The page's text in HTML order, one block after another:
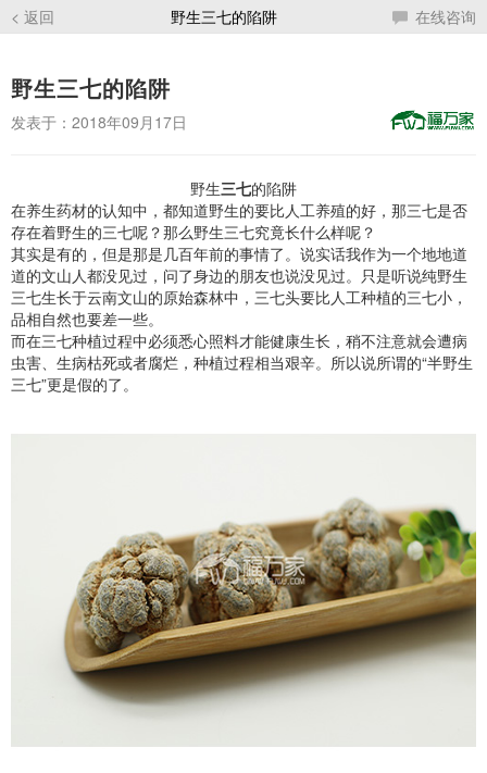
< 返回 野生三七的陷阱 在线咨询
野生三七的陷阱
发表于：2018年09月17日
野生三七的陷阱
在养生药材的认知中，都知道野生的要比人工养殖的好，那三七是否
存在着野生的三七呢？那么野生三七究竟长什么样呢？
其实是有的，但是那是几百年前的事情了。说实话我作为一个地地道
道的文山人都没见过，问了身边的朋友也说没见过。只是听说纯野生
三七生长于云南文山的原始森林中，三七头要比人工种植的三七小，
品相自然也要差一些。
而在三七种植过程中必须悉心照料才能健康生长，稍不注意就会遭病
虫害、生病枯死或者腐烂，种植过程相当艰辛。所以说所谓的“半野生
三七”更是假的了。